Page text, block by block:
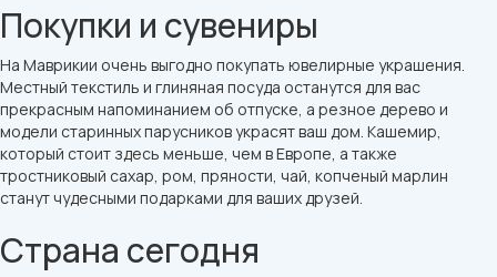
Покупки и сувениры
На Маврикии очень выгодно покупать ювелирные украшения.
Местный текстиль и глиняная посуда останутся для вас
прекрасным напоминанием об отпуске, а резное дерево и
модели старинных парусников украсят ваш дом. Кашемир,
который стоит здесь меньше, чем в Европе, а также
тростниковый сахар, ром, пряности, чай, копченый марлин
станут чудесными подарками для ваших друзей.
Страна сегодня